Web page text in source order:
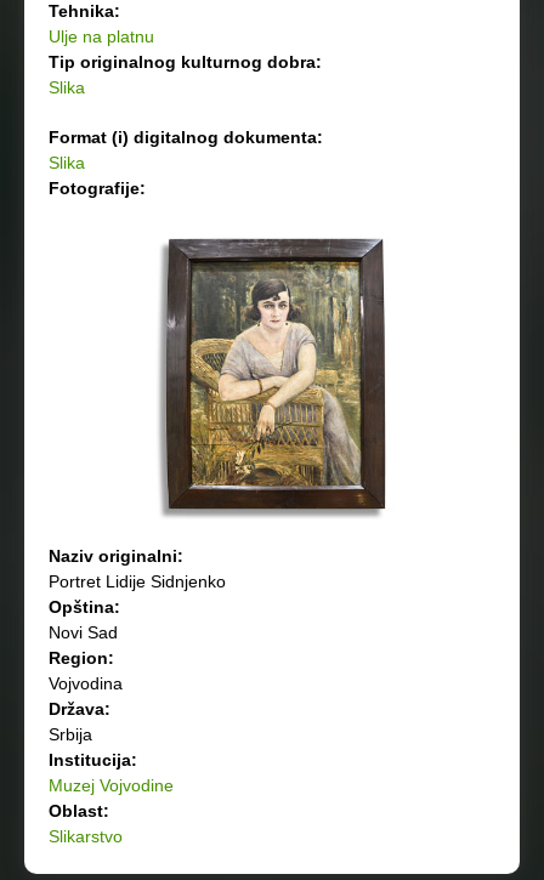
Tehnika:
Ulje na platnu
Tip originalnog kulturnog dobra:
Slika
Format (i) digitalnog dokumenta:
Slika
Fotografije:
Naziv originalni:
Portret Lidije Sidnjenko
Opština:
Novi Sad
Region:
Vojvodina
Država:
Srbija
Institucija:
Muzej Vojvodine
Oblast:
Slikarstvo